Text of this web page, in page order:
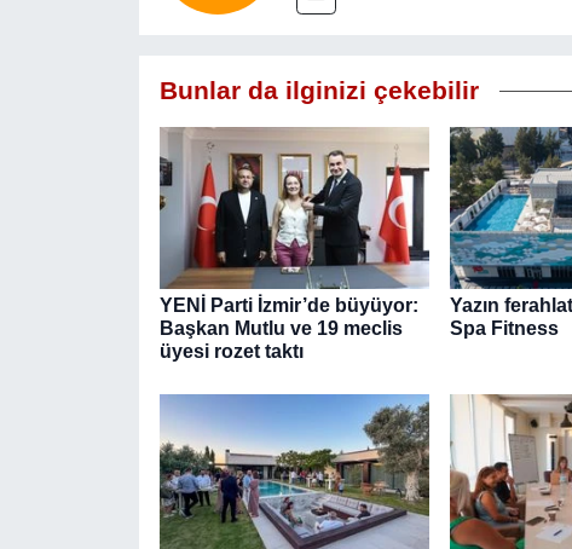
Bunlar da ilginizi çekebilir
YENİ Parti İzmir’de büyüyor:
Başkan Mutlu ve 19 meclis
üyesi rozet taktı
Yazın
Spa Fitness